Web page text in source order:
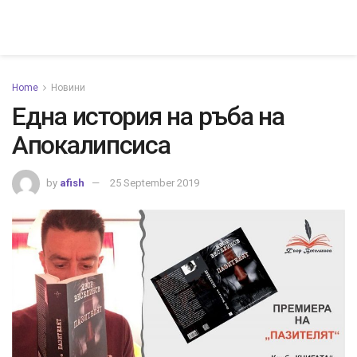
Home Новини
Една история на ръба на
Апокалипсиса
by afish 25 September 2019